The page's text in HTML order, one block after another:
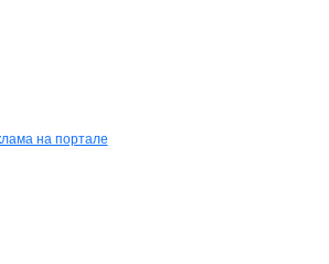
на портале